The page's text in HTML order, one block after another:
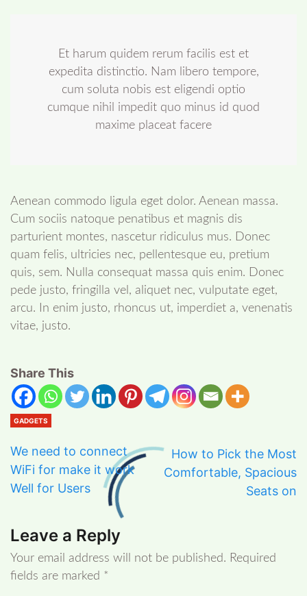
Et harum quidem rerum facilis est et
expedita distinctio. Nam libero tempore,
cum soluta nobis est eligendi optio
cumque nihil impedit quo minus id quod
maxime placeat facere
Aenean commodo ligula eget dolor. Aenean massa.
Cum sociis natoque penatibus et magnis dis
parturient montes, nascetur ridiculus mus. Donec
quam felis, ultricies nec, pellentesque eu, pretium
quis, sem. Nulla consequat massa quis enim. Donec
pede justo, fringilla vel, aliquet nec, vulputate eget,
arcu. In enim justo, rhoncus ut, imperdiet a, venenatis
vitae, justo.
Share This
GADGETS
We need to connect
WiFi for make it work
Well for Users
How to Pick the Most
Comfortable, Spacious
Seats on
Leave a Reply
Your email address will not be published. Required
fields are marked *